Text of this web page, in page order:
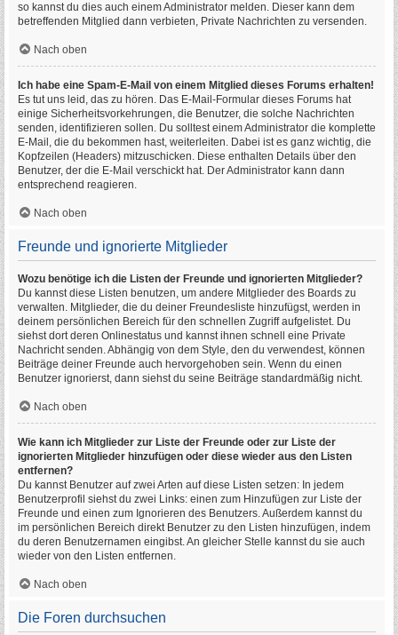
so kannst du dies auch einem Administrator melden. Dieser kann dem
betreffenden Mitglied dann verbieten, Private Nachrichten zu versenden.
Nach oben
Ich habe eine Spam-E-Mail von einem Mitglied dieses Forums erhalten!
Es tut uns leid, das zu hören. Das E-Mail-Formular dieses Forums hat
einige Sicherheitsvorkehrungen, die Benutzer, die solche Nachrichten
senden, identifizieren sollen. Du solltest einem Administrator die komplette
E-Mail, die du bekommen hast, weiterleiten. Dabei ist es ganz wichtig, die
Kopfzeilen (Headers) mitzuschicken. Diese enthalten Details über den
Benutzer, der die E-Mail verschickt hat. Der Administrator kann dann
entsprechend reagieren.
Nach oben
Freunde und ignorierte Mitglieder
Wozu benötige ich die Listen der Freunde und ignorierten Mitglieder?
Du kannst diese Listen benutzen, um andere Mitglieder des Boards zu
verwalten. Mitglieder, die du deiner Freundesliste hinzufügst, werden in
deinem persönlichen Bereich für den schnellen Zugriff aufgelistet. Du
siehst dort deren Onlinestatus und kannst ihnen schnell eine Private
Nachricht senden. Abhängig von dem Style, den du verwendest, können
Beiträge deiner Freunde auch hervorgehoben sein. Wenn du einen
Benutzer ignorierst, dann siehst du seine Beiträge standardmäßig nicht.
Nach oben
Wie kann ich Mitglieder zur Liste der Freunde oder zur Liste der
ignorierten Mitglieder hinzufügen oder diese wieder aus den Listen
entfernen?
Du kannst Benutzer auf zwei Arten auf diese Listen setzen: In jedem
Benutzerprofil siehst du zwei Links: einen zum Hinzufügen zur Liste der
Freunde und einen zum Ignorieren des Benutzers. Außerdem kannst du
im persönlichen Bereich direkt Benutzer zu den Listen hinzufügen, indem
du deren Benutzernamen eingibst. An gleicher Stelle kannst du sie auch
wieder von den Listen entfernen.
Nach oben
Die Foren durchsuchen